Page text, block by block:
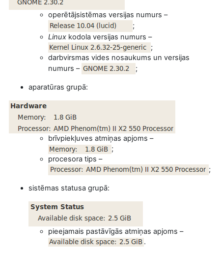
operētājsistēmas versijas numurs –
;
Linux kodola versijas numurs –
;
darbvirsmas vides nosaukums un versijas
numurs –
;
aparatūras grupā:
brīvpiekļuves atmiņas apjoms –
;
procesora tips –
;
sistēmas statusa grupā:
pieejamais pastāvīgās atmiņas apjoms –
.